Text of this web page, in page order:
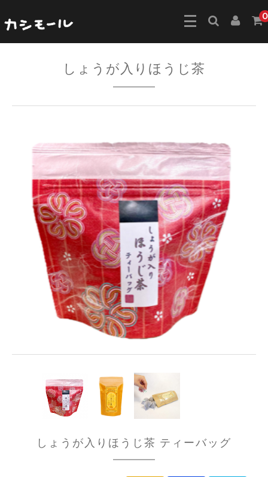
0
しょうが入りほうじ茶
しょうが入りほうじ茶 ティーバッグ